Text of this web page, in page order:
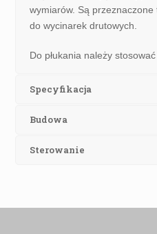
wymiarów. Są
do wycinarek drutowych.
Do płukania należy
Specyfikacja
Budowa
Sterowanie